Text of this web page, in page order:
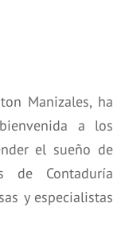
Manizales, ha
a los
el sueño de
de Contaduría
y especialistas